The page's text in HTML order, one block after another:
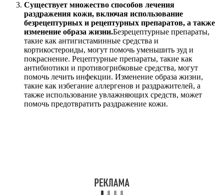
Существует множество способов лечения
раздражения кожи, включая использование
безрецептурных и рецептурных препаратов, а также
изменение образа жизни.Безрецептурные препараты,
такие как антигистаминные средства и
кортикостероиды, могут помочь уменьшить зуд и
покраснение. Рецептурные препараты, такие как
антибиотики и противогрибковые средства, могут
помочь лечить инфекции. Изменение образа жизни,
такие как избегание аллергенов и раздражителей, а
также использование увлажняющих средств, может
помочь предотвратить раздражение кожи.